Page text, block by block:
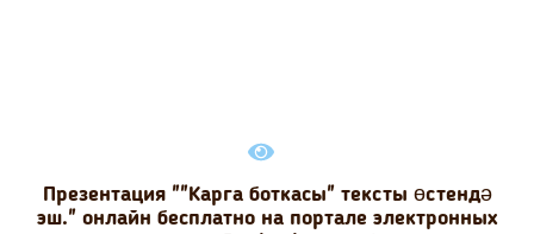
Презентация ""Карга боткасы" тексты өстендә
эш." онлайн бесплатно на портале электронных